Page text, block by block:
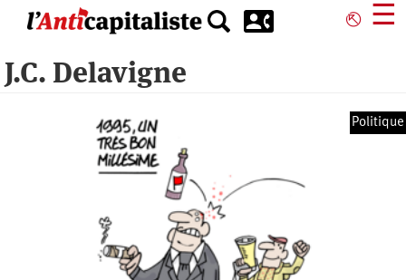
principal
⎋ ☰
J.C. Delavigne
Politique